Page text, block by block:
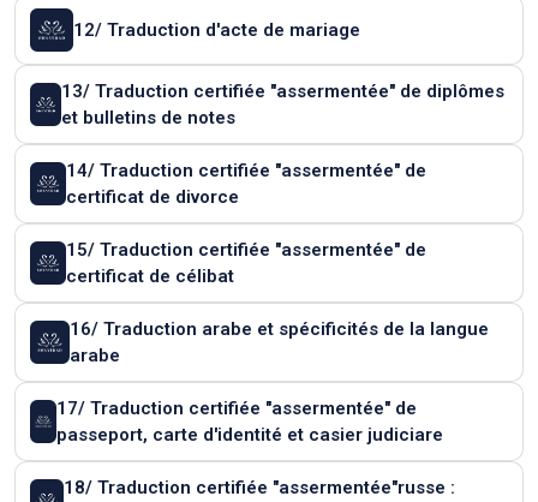
12/ Traduction d'acte de mariage
13/ Traduction certifiée "assermentée" de diplômes
et bulletins de notes
14/ Traduction certifiée "assermentée" de
certificat de divorce
15/ Traduction certifiée "assermentée" de
certificat de célibat
16/ Traduction arabe et spécificités de la langue
arabe
17/ Traduction certifiée "assermentée" de
passeport, carte d'identité et casier judiciare
18/ Traduction certifiée "assermentée"russe :